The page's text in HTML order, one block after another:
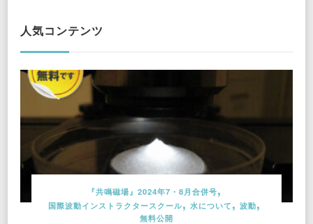
人気コンテンツ
『共鳴磁場』2024年7・8月合併号
国際波動インストラクタースクール
水について
波動
無料公開